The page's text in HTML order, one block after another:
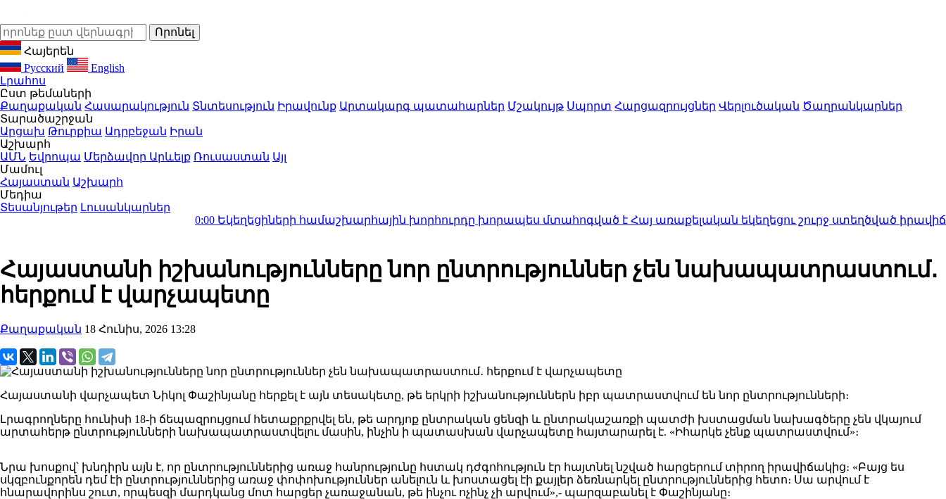
Հայերեն
Русский
English
Լրահոս
Ըստ թեմաների
Քաղաքական Հասարակություն Տնտեսություն Իրավունք Արտակարգ պատահարներ Մշակույթ Սպորտ Հարցազրույցներ Վերլուծական Ծաղրանկարներ
Տարածաշրջան
Արցախ Թուրքիա Ադրբեջան Իրան
Աշխարհ
ԱՄՆ Եվրոպա Մերձավոր Արևելք Ռուսաստան Այլ
Մամուլ
Հայաստան Աշխարհ
Մեդիա
Տեսանյութեր Լուսանկարներ
Եկեղեցիների համաշխարհային խորհուրդը խորապես մտահոգված է Հայ առաքելական եկեղեցու շուրջ ստեղծված իրավիճակով
Հայաստանի իշխանությունները նոր ընտրություններ չեն նախապատրաստում․
հերքում է վարչապետը
Քաղաքական 18 Հունիս, 2026 13:28
Հայաստանի վարչապետ Նիկոլ Փաշինյանը հերքել է այն տեսակետը, թե երկրի իշխանություններն իբր պատրաստվում են նոր ընտրությունների։
Լրագրողները հունիսի 18-ի ճեպազրույցում հետաքրքրվել են, թե արդյոք ընտրական ցենզի և ընտրակաշառքի պատժի խստացման նախագծերը չեն վկայում
արտահերթ ընտրությունների նախապատրաստվելու մասին, ինչին ի պատասխան վարչապետը հայտարարել է. «Իհարկե չենք պատրաստվում»։
Նրա խոսքով՝ խնդիրն այն է, որ ընտրություններից առաջ հանրությունը հստակ դժգոհություն էր հայտնել նշված հարցերում տիրող իրավիճակից։ «Բայց ես
սկզբունքորեն դեմ էի ընտրություններից առաջ փոփոխություններ անելուն և խոստացել էի քայլեր ձեռնարկել ընտրություններից հետո։ Սա արվում է
հնարավորինս շուտ, որպեսզի մարդկանց մոտ հարցեր չառաջանան, թե ինչու ոչինչ չի արվում»,- պարզաբանել է Փաշինյանը։